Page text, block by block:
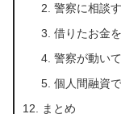
警察に相談
借りたお金
警察が動い
個人間融資
まとめ